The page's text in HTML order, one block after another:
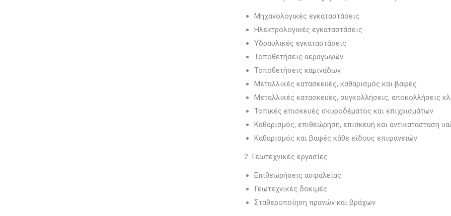
Μηχανολογικές εγκαταστάσεις
Ηλεκτρολογικές εγκαταστάσεις
Υδραυλικές εγκαταστάσεις
Τοποθετήσεις αεραγωγών
Τοποθετήσεις καμινάδων
Μεταλλικές κατασκευές, καθαρισμός και βαφές
Μεταλλικές κατασκευές, συγκολλήσεις, αποκολλήσεις
Τοπικές επισκευές σκυροδέματος και επιχρισμάτων
Καθαρισμός, επιθεώρηση, επισκευή και αντικατάσταση
Καθαρισμός και βαφές κάθε είδους επιφανειών
2. Γεωτεχνικές εργασίες
Επιθεωρήσεις ασφαλείας
Γεωτεχνικές δοκιμές
Σταθεροποίηση πρανών και βράχων